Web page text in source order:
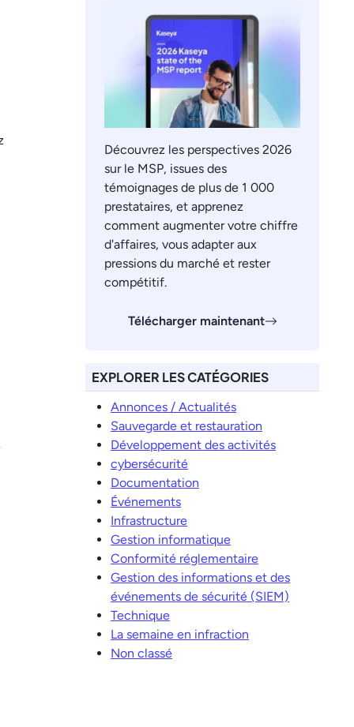
Découvrez les perspectives 2026
sur le MSP, issues des
témoignages de plus de 1 000
prestataires, et apprenez
comment augmenter votre chiffre
d'affaires, vous adapter aux
pressions du marché et rester
compétitif.
Télécharger maintenant
EXPLORER LES CATÉGORIES
Annonces / Actualités
Sauvegarde et restauration
Développement des activités
cybersécurité
Documentation
Événements
Infrastructure
Gestion informatique
Conformité réglementaire
Gestion des informations et des
événements de sécurité (SIEM)
Technique
La semaine en infraction
Non classé